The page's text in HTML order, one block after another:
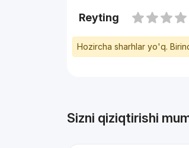
Reyting
Hozircha sharhlar yo'q.
Sizni qiziqtirishi